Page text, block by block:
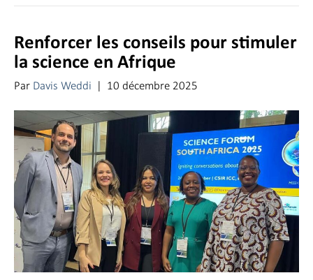
Renforcer les conseils pour stimuler
la science en Afrique
Par Davis Weddi | 10 décembre 2025